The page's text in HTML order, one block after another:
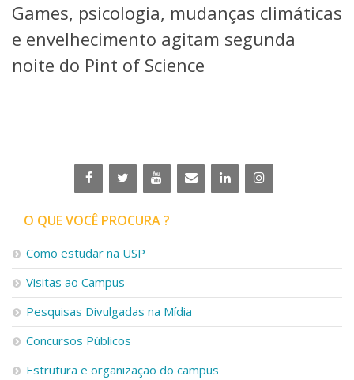
Pesquisa e Inovação
Linhas de Pesquisa
Centros, Núcleos e Projetos em Rede
Pós-doutorado
Projetos, Programas e Cursos
Artes, Cultura e Esportes
Museus e Espaços Interativos
Serviços
Apoio ao Estudante
Segurança, Trânsito e Prevenção
RH, Administrativo e Financeiro
Outros serviços
Comunicação
Assessorias e Mídias
Aplicativos e Sites
Games, psicologia, mudanças climáticas
e envelhecimento agitam segunda
noite do Pint of Science
O QUE VOCÊ PROCURA ?
Como estudar na USP
Visitas ao Campus
Pesquisas Divulgadas na Mídia
Concursos Públicos
Estrutura e organização do campus